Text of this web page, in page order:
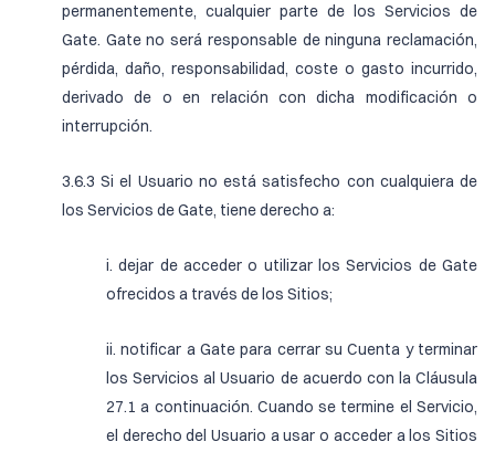
permanentemente, cualquier parte de los Servicios de
Gate. Gate no será responsable de ninguna reclamación,
pérdida, daño, responsabilidad, coste o gasto incurrido,
derivado de o en relación con dicha modificación o
interrupción.
3.6.3 Si el Usuario no está satisfecho con cualquiera de
los Servicios de Gate, tiene derecho a:
i. dejar de acceder o utilizar los Servicios de Gate
ofrecidos a través de los Sitios;
ii. notificar a Gate para cerrar su Cuenta y terminar
los Servicios al Usuario de acuerdo con la Cláusula
27.1 a continuación. Cuando se termine el Servicio,
el derecho del Usuario a usar o acceder a los Sitios